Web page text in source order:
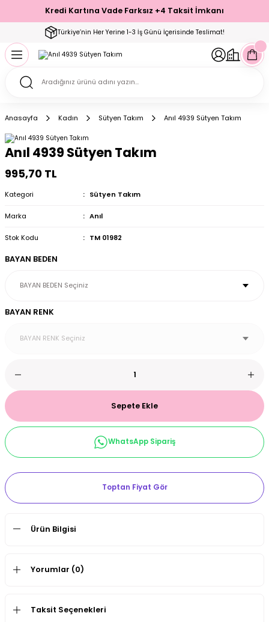
Kredi Kartına Vade Farksız +4 Taksit İmkanı
Türkiye’nin Her Yerine 1-3 İş Günü İçerisinde Teslimat!
Geri Dön
& Büstiyer Takım
Geri Dön
Geri Dön
Geri Dön
Setler
Geri Dön
Geri Dön
Geri Dön
Çorap
Geri Dön
Geri Dön
Anasayfa Kadın Sütyen Takım Anıl 4939 Sütyen Takım
Anıl 4939 Sütyen Takım
995,70 TL
Kategori Sütyen Takım
Marka Anıl
Stok Kodu TM 01982
BAYAN BEDEN
BAYAN RENK
Sepete Ekle
WhatsApp Sipariş
Toptan Fiyat Gör
Ürün Bilgisi
Yorumlar (0)
Taksit Seçenekleri